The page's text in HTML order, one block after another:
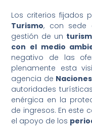
Los criterios fijados
Turismo, con sede
gestión de un
con el medio
negativo de las
plenamente esta
agencia de
autoridades
enérgica en la
de ingresos. En este
el apoyo de los